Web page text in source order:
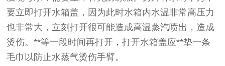
要立即打开水箱盖，因为此时水箱内水温非常高压力
也非常大，立刻打开很可能造成高温蒸汽喷出，造成
烫伤。**等一段时间再打开，打开水箱盖应**垫一条
毛巾以防止水蒸气烫伤手臂。